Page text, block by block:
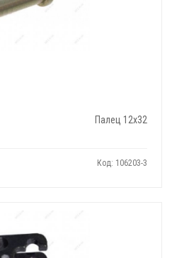
Палец 12х32
Код: 106203-3